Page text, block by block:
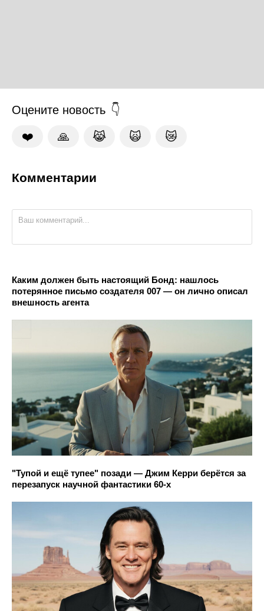
Оцените новость
❤️ 🙏 😹 🙀 😿
Комментарии
Каким должен быть настоящий Бонд: нашлось
потерянное письмо создателя 007 — он лично описал
внешность агента
"Тупой и ещё тупее" позади — Джим Керри берётся за
перезапуск научной фантастики 60-х